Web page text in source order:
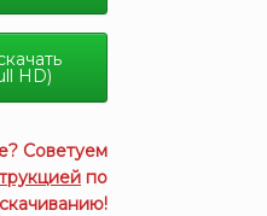
HD)
Советуем
по